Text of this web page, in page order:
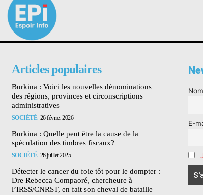
Articles populaires
Burkina : Voici les nouvelles dénominations
des régions, provinces et circonscriptions
administratives
SOCIÉTÉ 26 février 2026
Burkina : Quelle peut être la cause de la
spéculation des timbres fiscaux?
SOCIÉTÉ 26 juillet 2025
Détecter le cancer du foie tôt pour le dompter :
Dre Rebecca Compaoré, chercheure à
l’IRSS/CNRST, en fait son cheval de bataille
E-